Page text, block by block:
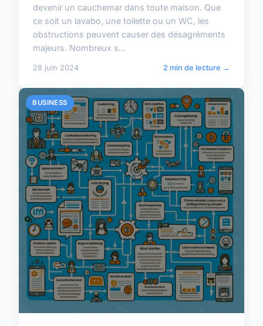
devenir un cauchemar dans toute maison. Que
ce soit un lavabo, une toilette ou un WC, les
obstructions peuvent causer des désagréments
majeurs. Nombreux s...
28 juin 2024 2 min de lecture →
BUSINESS